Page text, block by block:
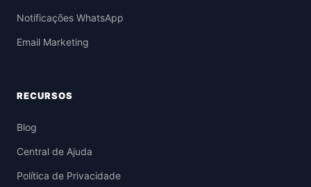
Notificações WhatsApp
Email Marketing
RECURSOS
Blog
Central de Ajuda
Política de Privacidade